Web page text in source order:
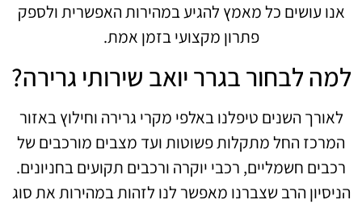
אנו עושים כל מאמץ להגיע במהירות האפשרית ולספק
פתרון מקצועי בזמן אמת.
למה לבחור בגרר יואב שירותי גרירה?
לאורך השנים טיפלנו באלפי מקרי גרירה וחילוץ באזור
המרכז החל מתקלות פשוטות ועד מצבים מורכבים של
רכבים חשמליים, רכבי יוקרה ורכבים תקועים בחניונים.
הניסיון הרב שצברנו מאפשר לנו לזהות במהירות את סוג